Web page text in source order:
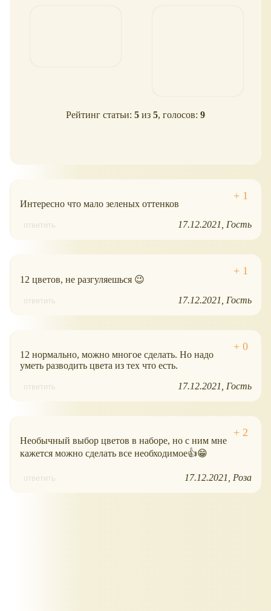
Рейтинг статьи: 5 из 5, голосов: 9
Интересно что мало зеленых оттенков
ответить 17.12.2021 Гость
12 цветов, не разгуляешься 😉
ответить 17.12.2021 Гость
12 нормально, можно многое сделать. Но надо
уметь разводить цвета из тех что есть.
ответить 17.12.2021 Гость
Необычный выбор цветов в наборе, но с ним мне
кажется можно сделать все необходимое👍😁
ответить 17.12.2021 Роза